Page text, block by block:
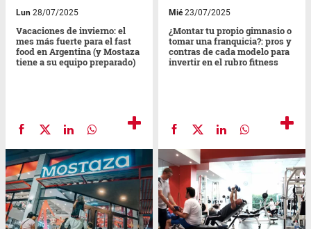
Lun 28/07/2025
Vacaciones de invierno: el
mes más fuerte para el fast
food en Argentina (y Mostaza
tiene a su equipo preparado)
Mié23/07/2025
¿Montar tu propio gimnasio o
tomar una franquicia?: pros y
contras de cada modelo para
invertir en el rubro fitness